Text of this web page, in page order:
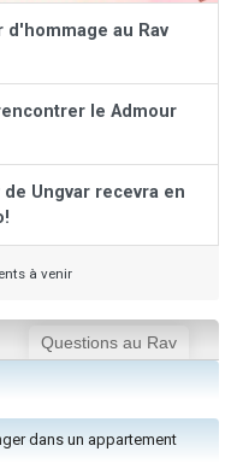
d'hommage au Rav
le Admour
de Ungvar recevra en
à venir
Questions au Rav
dans un appartement